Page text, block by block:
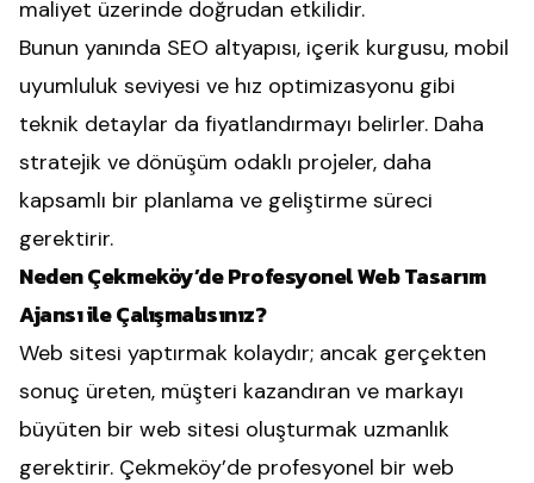
maliyet üzerinde doğrudan etkilidir.
Bunun yanında SEO altyapısı, içerik kurgusu, mobil
uyumluluk seviyesi ve hız optimizasyonu gibi
teknik detaylar da fiyatlandırmayı belirler. Daha
stratejik ve dönüşüm odaklı projeler, daha
kapsamlı bir planlama ve geliştirme süreci
gerektirir.
Neden Çekmeköy’de Profesyonel Web Tasarım
Ajansı ile Çalışmalısınız?
Web sitesi yaptırmak kolaydır; ancak gerçekten
sonuç üreten, müşteri kazandıran ve markayı
büyüten bir web sitesi oluşturmak uzmanlık
gerektirir. Çekmeköy’de profesyonel bir web